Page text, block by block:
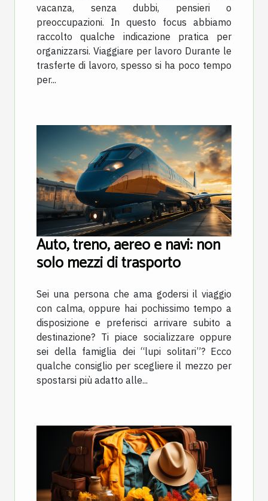
vacanza, senza dubbi, pensieri o
preoccupazioni. In questo focus abbiamo
raccolto qualche indicazione pratica per
organizzarsi. Viaggiare per lavoro Durante le
trasferte di lavoro, spesso si ha poco tempo
per...
Auto, treno, aereo e navi: non
solo mezzi di trasporto
Sei una persona che ama godersi il viaggio
con calma, oppure hai pochissimo tempo a
disposizione e preferisci arrivare subito a
destinazione? Ti piace socializzare oppure
sei della famiglia dei “lupi solitari”? Ecco
qualche consiglio per scegliere il mezzo per
spostarsi più adatto alle...